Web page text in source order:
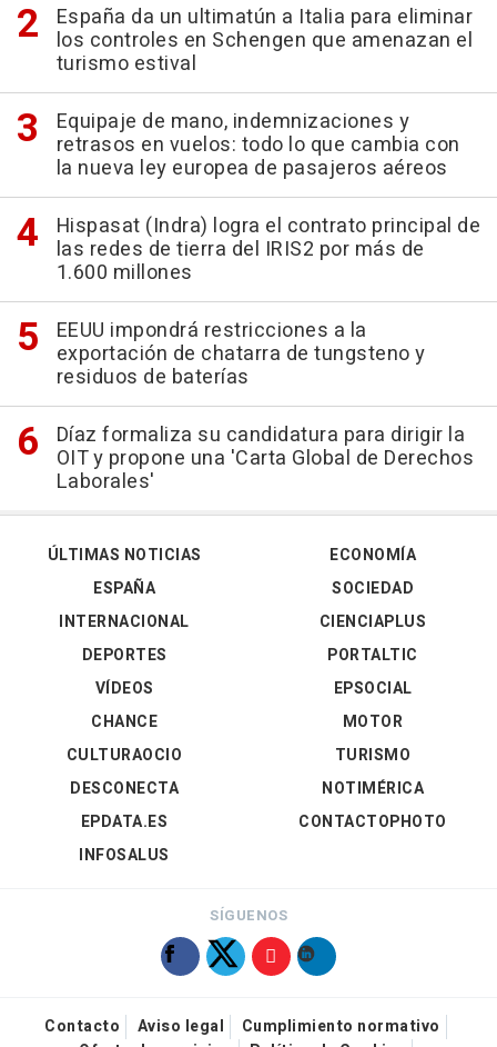
España da un ultimatún a Italia para eliminar
los controles en Schengen que amenazan el
turismo estival
Equipaje de mano, indemnizaciones y
retrasos en vuelos: todo lo que cambia con
la nueva ley europea de pasajeros aéreos
Hispasat (Indra) logra el contrato principal de
las redes de tierra del IRIS2 por más de
1.600 millones
EEUU impondrá restricciones a la
exportación de chatarra de tungsteno y
residuos de baterías
Díaz formaliza su candidatura para dirigir la
OIT y propone una 'Carta Global de Derechos
Laborales'
ÚLTIMAS NOTICIAS
ESPAÑA
INTERNACIONAL
DEPORTES
VÍDEOS
ECONOMÍA
SOCIEDAD
CIENCIAPLUS
PORTALTIC
EPSOCIAL
CHANCE
CULTURAOCIO
DESCONECTA
EPDATA.ES
INFOSALUS
MOTOR
TURISMO
NOTIMÉRICA
CONTACTOPHOTO
SÍGUENOS
Contacto Aviso legal
Cumplimiento normativo